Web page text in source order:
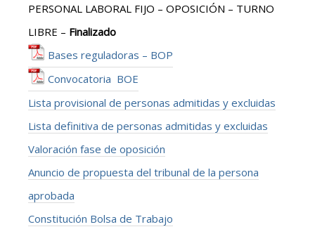
PERSONAL LABORAL FIJO – OPOSICIÓN – TURNO
LIBRE – Finalizado
Bases reguladoras – BOP
Convocatoria BOE
Lista provisional de personas admitidas y excluidas
Lista definitiva de personas admitidas y excluidas
Valoración fase de oposición
Anuncio de propuesta del tribunal de la persona
aprobada
Constitución Bolsa de Trabajo